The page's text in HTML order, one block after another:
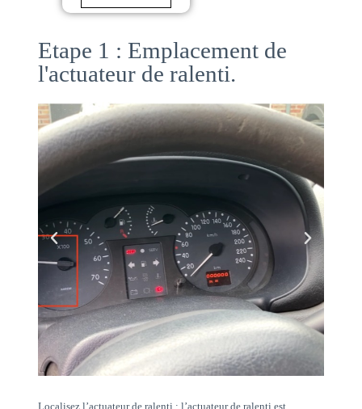
Etape 1 : Emplacement de
l'actuateur de ralenti.
Localisez l’actuateur de ralenti : l’actuateur de ralenti est